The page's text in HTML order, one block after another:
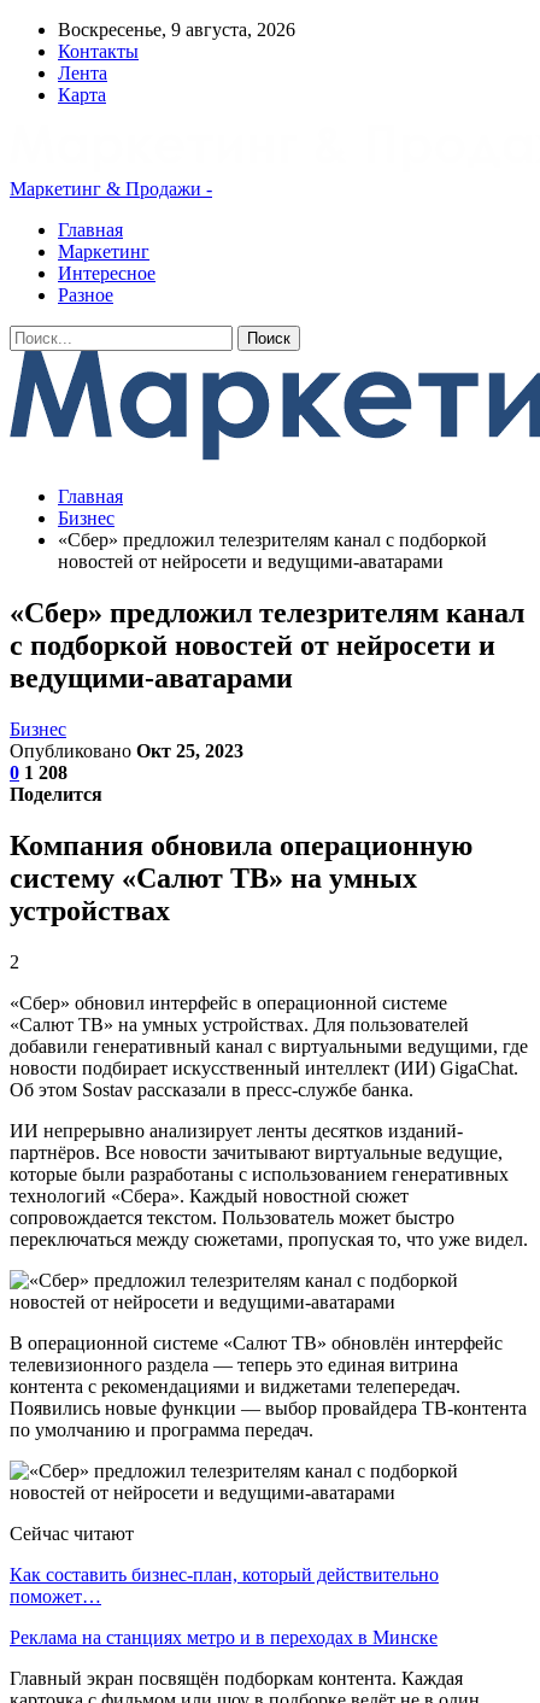
Воскресенье, 9 августа, 2026
Контакты
Лента
Карта
Маркетинг & Продажи -
Главная
Маркетинг
Интересное
Разное
Главная
Бизнес
«Сбер» предложил телезрителям канал с подборкой
новостей от нейросети и ведущими-аватарами
«Сбер» предложил телезрителям канал
с подборкой новостей от нейросети и
ведущими-аватарами
Бизнес
Опубликовано Окт 25, 2023
0 1 208
Поделится
Компания обновила операционную
систему «Салют ТВ» на умных
устройствах
2
«Сбер» обновил интерфейс в операционной системе
«Салют ТВ» на умных устройствах. Для пользователей
добавили генеративный канал с виртуальными ведущими, где
новости подбирает искусственный интеллект (ИИ) GigaChat.
Об этом Sostav рассказали в пресс-службе банка.
ИИ непрерывно анализирует ленты десятков изданий-
партнёров. Все новости зачитывают виртуальные ведущие,
которые были разработаны с использованием генеративных
технологий «Сбера». Каждый новостной сюжет
сопровождается текстом. Пользователь может быстро
переключаться между сюжетами, пропуская то, что уже видел.
В операционной системе «Салют ТВ» обновлён интерфейс
телевизионного раздела — теперь это единая витрина
контента с рекомендациями и виджетами телепередач.
Появились новые функции — выбор провайдера ТВ-контента
по умолчанию и программа передач.
Сейчас читают
Как составить бизнес-план, который действительно
поможет…
Реклама на станциях метро и в переходах в Минске
Главный экран посвящён подборкам контента. Каждая